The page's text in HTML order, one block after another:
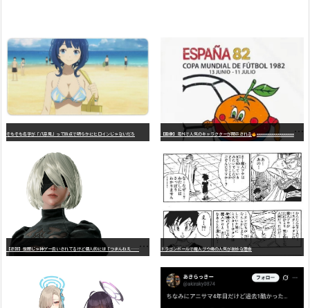
そもそも名字が「八奈見」って時点で明らかにヒロインじゃないだろ 【画像】海外で人気のキャラクターが開示される wwwwwwwwwwwwwwwwwwwwwwwwwwwwwwwwwwwwwwwwwwwwwwwww
【
悲報】世間じゃ神ゲー扱いされてるけど個人的には「つまんねえ……」と思ったゲーム挙げてけ ドラゴンボールで魔人ブウ編の人気が微妙な理由